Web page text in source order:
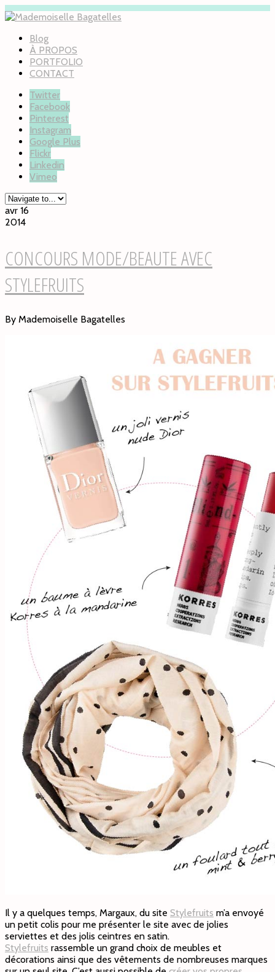
Blog
À PROPOS
PORTFOLIO
CONTACT
Twitter
Facebook
Pinterest
Instagram
Google Plus
Flickr
Linkedin
Vimeo
avr 16
2014
CONCOURS MODE/BEAUTE AVEC
STYLEFRUITS
By Mademoiselle Bagatelles
Il y a quelques temps, Margaux, du site Stylefruits m’a envoyé
un petit colis pour me présenter le site avec de jolies
serviettes et des jolis ceintres en satin.
Stylefruits rassemble un grand choix de meubles et
décorations ainsi que des vêtements de nombreuses marques